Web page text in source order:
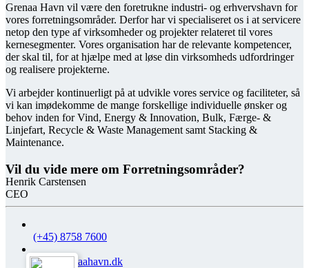
Grenaa Havn vil være den foretrukne industri- og erhvervshavn for
vores forretningsområder. Derfor har vi specialiseret os i at servicere
netop den type af virksomheder og projekter relateret til vores
kernesegmenter. Vores organisation har de relevante kompetencer,
der skal til, for at hjælpe med at løse din virksomheds udfordringer
og realisere projekterne.
Vi arbejder kontinuerligt på at udvikle vores service og faciliteter, så
vi kan imødekomme de mange forskellige individuelle ønsker og
behov inden for Vind, Energy & Innovation, Bulk, Færge- &
Linjefart, Recycle & Waste Management samt Stacking &
Maintenance.
Vil du vide mere om Forretningsområder?
Henrik Carstensen
CEO
(+45) 8758 7600
hec@grenaahavn.dk